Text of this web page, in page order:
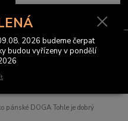
Menu
0 Kč
pánské DOGA Tohle je dobrý
2026 budeme čerpat
budou vyřízeny v pondělí